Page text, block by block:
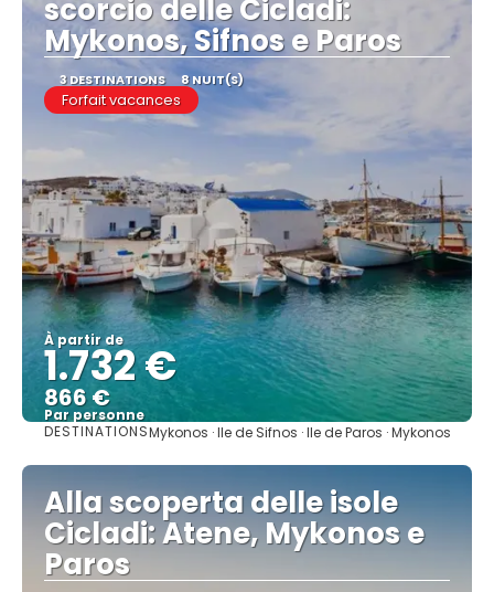
scorcio delle Cicladi:
Mykonos, Sifnos e Paros
3 DESTINATIONS 8 NUIT(S)
Forfait vacances
À partir de
1.732 €
866 €
Par personne
Afficher
DESTINATIONSMykonos · Ile de Sifnos · Ile de Paros · Mykonos
Alla scoperta delle isole
Cicladi: Atene, Mykonos e
Paros